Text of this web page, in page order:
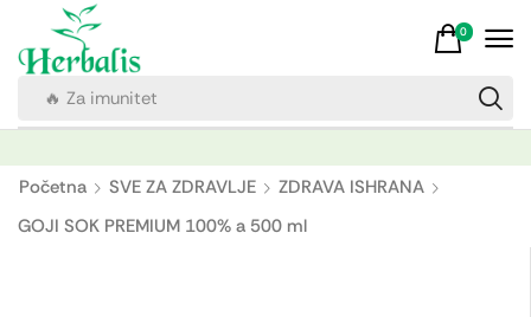
🔥 Za imunitet
0
Početna SVE ZA ZDRAVLJE
ZDRAVA ISHRANA
GOJI SOK PREMIUM 100% a 500 ml